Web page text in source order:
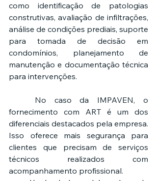
como identificação de patologias
construtivas, avaliação de infiltrações,
análise de condições prediais, suporte
para tomada de decisão em
condomínios, planejamento de
manutenção e documentação técnica
para intervenções.
fornecimento com ART é um dos
diferenciais destacados pela empresa.
Isso oferece mais segurança para
clientes que precisam de serviços
técnicos realizados com
acompanhamento profissional.